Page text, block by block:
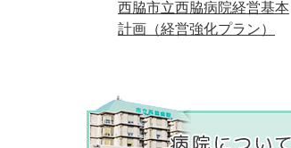
西脇市立西脇病院経営基本
計画（経営強化プラン）